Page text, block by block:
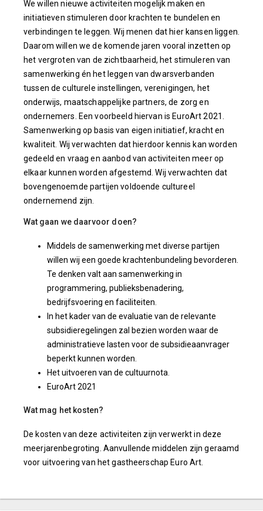
We willen nieuwe activiteiten mogelijk maken en
initiatieven stimuleren door krachten te bundelen en
verbindingen te leggen. Wij menen dat hier kansen liggen.
Daarom willen we de komende jaren vooral inzetten op
het vergroten van de zichtbaarheid, het stimuleren van
samenwerking én het leggen van dwarsverbanden
tussen de culturele instellingen, verenigingen, het
onderwijs, maatschappelijke partners, de zorg en
ondernemers. Een voorbeeld hiervan is EuroArt 2021.
Samenwerking op basis van eigen initiatief, kracht en
kwaliteit. Wij verwachten dat hierdoor kennis kan worden
gedeeld en vraag en aanbod van activiteiten meer op
elkaar kunnen worden afgestemd. Wij verwachten dat
bovengenoemde partijen voldoende cultureel
ondernemend zijn.
Wat gaan we daarvoor doen?
Middels de samenwerking met diverse partijen
willen wij een goede krachtenbundeling bevorderen.
Te denken valt aan samenwerking in
programmering, publieksbenadering,
bedrijfsvoering en faciliteiten.
In het kader van de evaluatie van de relevante
subsidieregelingen zal bezien worden waar de
administratieve lasten voor de subsidieaanvrager
beperkt kunnen worden.
Het uitvoeren van de cultuurnota.
EuroArt 2021
Wat mag het kosten?
De kosten van deze activiteiten zijn verwerkt in deze
meerjarenbegroting. Aanvullende middelen zijn geraamd
voor uitvoering van het gastheerschap Euro Art.